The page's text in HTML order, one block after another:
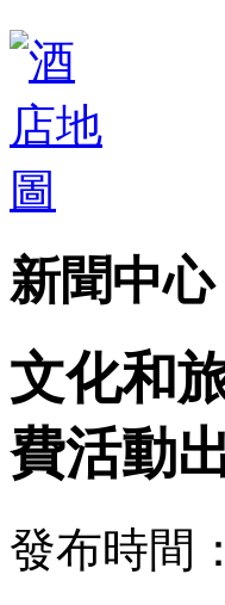
新聞中心
文化和
費活動
發布時間